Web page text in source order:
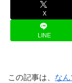
X
LINE
この記事は、 な